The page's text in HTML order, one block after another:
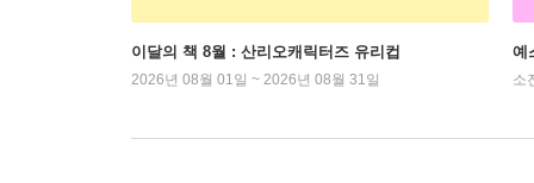
이달의 책 8월 : 산리오캐릭터즈 유리컵
2026년 08월 01일 ~ 2026년 08월 31일
예
소